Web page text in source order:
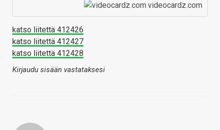
videocardz.com
katso liitettä 412426
katso liitettä 412427
katso liitettä 412428
Kirjaudu sisään vastataksesi